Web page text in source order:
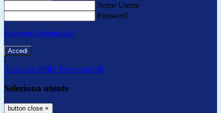
Nome Utente
Password
Password dimenticata?
-
Entra con SPID Entra con CIE
Seleziona utente
button close ×